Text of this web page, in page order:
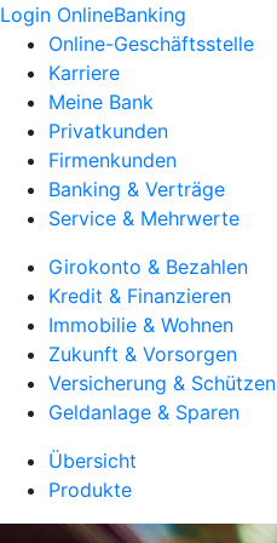
Login OnlineBanking
Online-Geschäftsstelle
Karriere
Meine Bank
Privatkunden
Firmenkunden
Banking & Verträge
Service & Mehrwerte
Girokonto & Bezahlen
Kredit & Finanzieren
Immobilie & Wohnen
Zukunft & Vorsorgen
Versicherung & Schützen
Geldanlage & Sparen
Übersicht
Produkte